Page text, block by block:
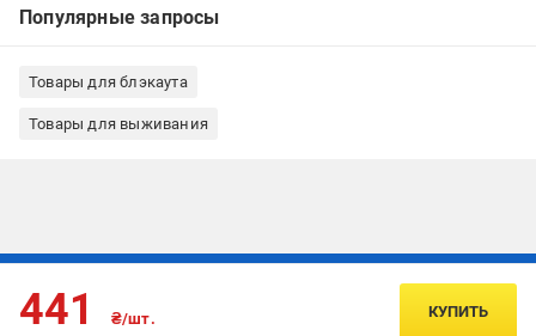
Популярные запросы
Товары для блэкаута
Товары для выживания
441 ₴/шт. КУПИТЬ
Подписывайтесь, чтобы узнавать первым об акцияx и